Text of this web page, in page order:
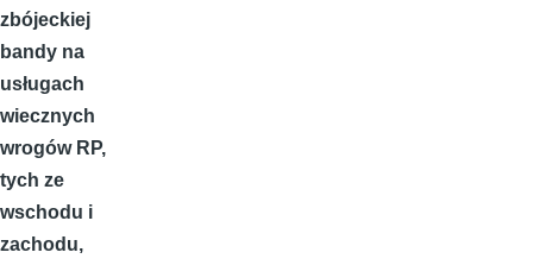
zbójeckiej
bandy na
usługach
wiecznych
wrogów RP,
tych ze
wschodu i
zachodu,